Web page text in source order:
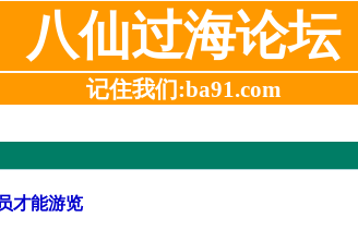
八仙过海论坛
记住我们:ba91.com
才能游览